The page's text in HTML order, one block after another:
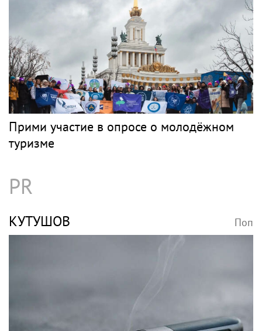
Прими участие в опросе о молодёжном
туризме
PR
КУТУШОВ Поп